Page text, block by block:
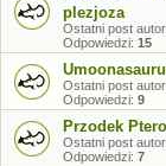
plezjoza
Ostatni post
Odpowiedzi: 15
Ostatni post
Odpowiedzi: 9
Przodek
Ostatni post
Odpowiedzi: 7